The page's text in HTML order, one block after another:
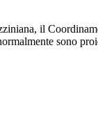
il
sono